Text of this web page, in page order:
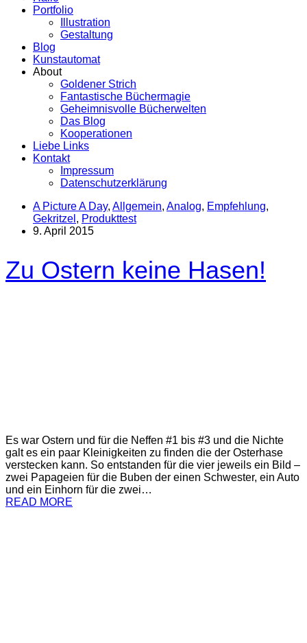
Portfolio
Illustration
Gestaltung
Blog
Kunstautomat
About
Goldener Strich
Fantastische Büchermagie
Geheimnisvolle Bücherwelten
Das Blog
Kooperationen
Liebe Links
Kontakt
Impressum
Datenschutzerklärung
A Picture A Day, Allgemein, Analog, Empfehlung,
Gekritzel , Produkttest
9. April 2015
Zu Ostern keine Hasen!
Es war Ostern und für die Neffen #1 bis #3 und die Nichte
galt es ein paar Kleinigkeiten zu finden die der Osterhase
verstecken kann. So entstanden für die vier jeweils ein Bild –
zwei Papageien für die Buben der einen Schwester, ein Auto
und ein Einhorn für die zwei…
READ MORE